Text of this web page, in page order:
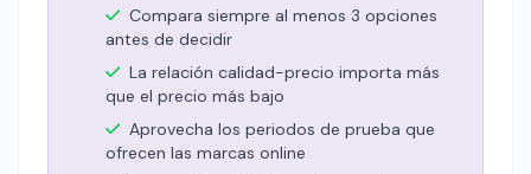
Compara siempre al menos 3 opciones
antes de decidir
La relación calidad-precio importa más
que el precio más bajo
Aprovecha los periodos de prueba que
ofrecen las marcas online